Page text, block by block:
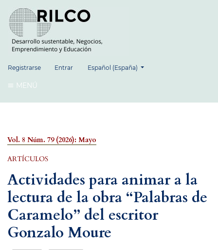
Registrarse Entrar Español (España)
MENÚ
Vol. 8 Núm. 79 (2026): Mayo
ARTÍCULOS
Actividades para animar a la
lectura de la obra “Palabras de
Caramelo” del escritor
Gonzalo Moure